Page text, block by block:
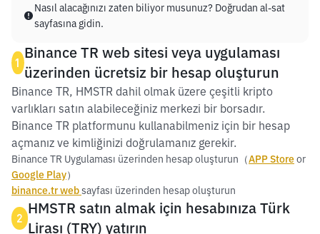
Nasıl alacağınızı zaten biliyor musunuz? Doğrudan al-sat
sayfasına gidin.
1
Binance TR web sitesi veya uygulaması
üzerinden ücretsiz bir hesap oluşturun
Binance TR, HMSTR dahil olmak üzere çeşitli kripto
varlıkları satın alabileceğiniz merkezi bir borsadır.
Binance TR platformunu kullanabilmeniz için bir hesap
açmanız ve kimliğinizi doğrulamanız gerekir.
Binance TR Uygulaması üzerinden hesap oluşturun（APP Storeor
Google Play）
binance.tr websayfası üzerinden hesap oluşturun
2
HMSTR satın almak için hesabınıza Türk
Lirası (TRY) yatırın